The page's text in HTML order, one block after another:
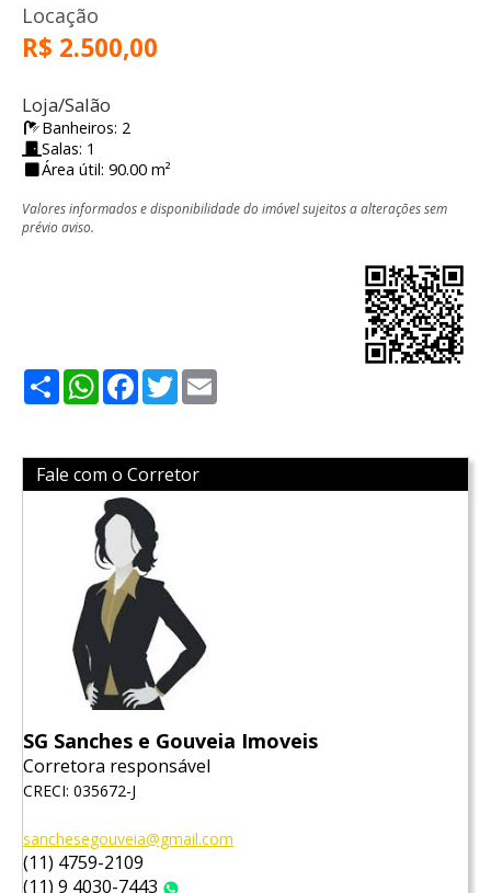
Locação
R$ 2.500,00
Loja/Salão
Banheiros: 2
Salas: 1
Área útil: 90.00 m²
Valores informados e disponibilidade do imóvel sujeitos a alterações sem
prévio aviso.
ShareWhatsApp
Facebook
Twitter
Fale com o Corretor
SG Sanches e Gouveia Imoveis
Corretora responsável
CRECI: 035672-J
sanchesegouveia@gmail.com
(11) 4759-2109
(11) 9 4030-7443